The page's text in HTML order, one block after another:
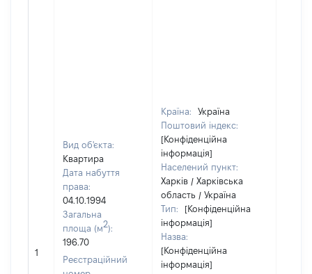
1
Вид об'єкта:
Квартира
Дата набуття
права:
04.10.1994
Загальна
площа (м2):
196.70
Реєстраційний
Країна:
Україна
Поштовий індекс:
[Конфіденційна
інформація]
Населений пункт:
Харків / Харківська
область / Україна
Тип:
[Конфіденційна
інформація]
Назва:
[Конфіденційна
інформація]